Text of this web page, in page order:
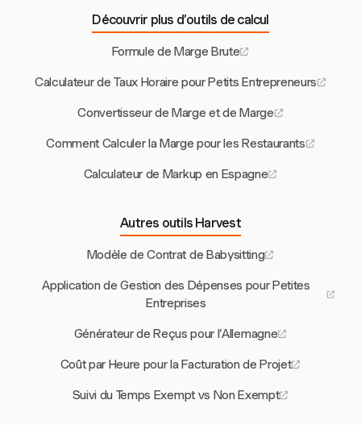
Découvrir plus d’outils de calcul
Formule de Marge Brute
Calculateur de Taux Horaire pour Petits Entrepreneurs
Convertisseur de Marge et de Marge
Comment Calculer la Marge pour les Restaurants
Calculateur de Markup en Espagne
Autres outils Harvest
Modèle de Contrat de Babysitting
Application de Gestion des Dépenses pour Petites
Entreprises
Générateur de Reçus pour l'Allemagne
Coût par Heure pour la Facturation de Projet
Suivi du Temps Exempt vs Non Exempt